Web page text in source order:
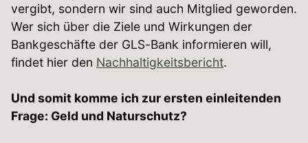
vergibt, sondern wir sind auch Mitglied geworden.
Wer sich über die Ziele und Wirkungen der
Bankgeschäfte der GLS-Bank informieren will,
findet hier den Nachhaltigkeitsbericht.
Und somit komme ich zur ersten einleitenden
Frage: Geld und Naturschutz?